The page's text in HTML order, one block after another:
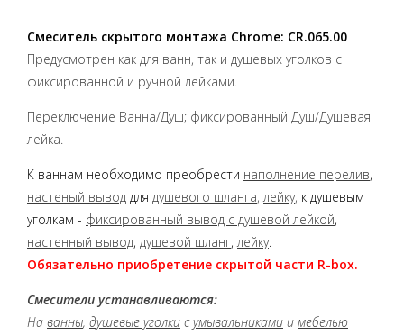
Смеситель скрытого монтажа Chrome: CR.065.00
Предусмотрен как для ванн, так и душевых уголков с
фиксированной и ручной лейками.
Переключение Ванна/Душ; фиксированный Душ/Душевая
лейка.
К ваннам необходимо преобрести наполнение перелив,
настеный вывод для душевого шланга,лейку, к душевым
уголкам - фиксированный вывод с душевой лейкой,
настенный вывод, душевой шланг, лейку.
Обязательно приобретение скрытой части R-box.
Смесители устанавливаются:
На ванны, душевые уголки сумывальниками и мебелью